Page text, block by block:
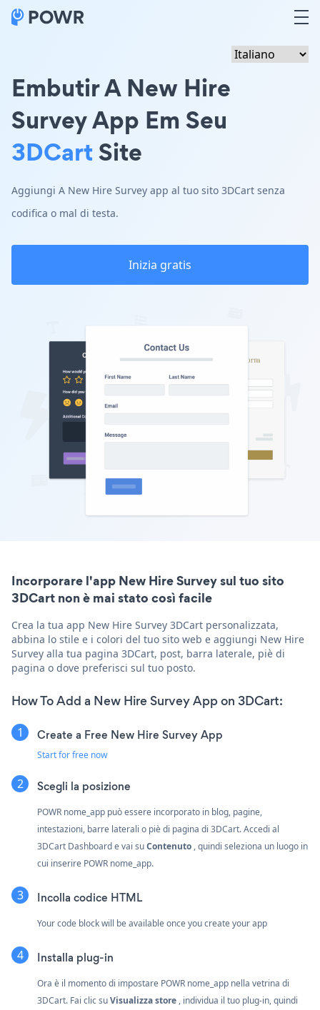
Embutir A New Hire
Survey App Em Seu
3DCartSite
Aggiungi A New Hire Survey app al tuo sito 3DCart senza
codifica o mal di testa.
Inizia gratis
Incorporare l'app New Hire Survey sul tuo sito
3DCart non è mai stato così facile
Crea la tua app New Hire Survey 3DCart personalizzata,
abbina lo stile e i colori del tuo sito web e aggiungi New Hire
Survey alla tua pagina 3DCart, post, barra laterale, piè di
pagina o dove preferisci sul tuo posto.
How To Add a New Hire Survey App on 3DCart:
Create a Free New Hire Survey App
Start for free now
Scegli la posizione
POWR nome_app può essere incorporato in blog, pagine,
intestazioni, barre laterali o piè di pagina di 3DCart. Accedi al
3DCart Dashboard e vai suContenuto , quindi seleziona un luogo in
cui inserire POWR nome_app.
Incolla codice HTML
Your code block will be available once you create your app
Installa plug-in
Ora è il momento di impostare POWR nome_app nella vetrina di
3DCart. Fai clic suVisualizza store , individua il tuo plug-in, quindi